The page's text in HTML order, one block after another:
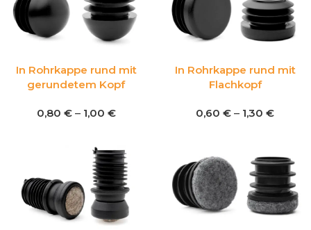
In Rohrkappe rund mit
gerundetem Kopf
0,80 € – 1,00 €
In Rohrkappe rund mit
Flachkopf
0,60 € – 1,30 €